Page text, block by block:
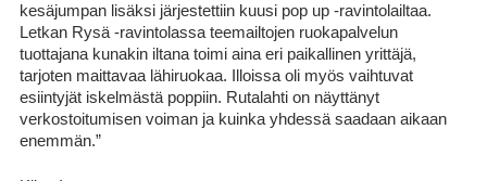
kesäjumpan lisäksi järjestettiin kuusi pop up -ravintolailtaa.
Letkan Rysä -ravintolassa teemailtojen ruokapalvelun
tuottajana kunakin iltana toimi aina eri paikallinen yrittäjä,
tarjoten maittavaa lähiruokaa. Illoissa oli myös vaihtuvat
esiintyjät iskelmästä poppiin. Rutalahti on näyttänyt
verkostoitumisen voiman ja kuinka yhdessä saadaan aikaan
enemmän.”